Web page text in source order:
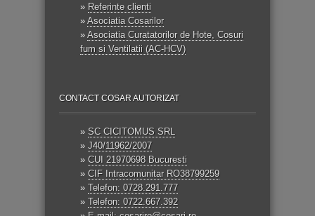
» Referinte clienti
» Asociatia Cosarilor
» Asociatia Curatatorilor de Hote, Cosuri
fum si Ventilatii (AC-HCV)
CONTACT COSAR AUTORIZAT
» SC CICITOMUS SRL
» J40/11962/2007
» CUI 21970698 Bucuresti
» CIF Intracomunitar RO38799259
» Telefon: 0728.291.777
» Telefon: 0722.667.392